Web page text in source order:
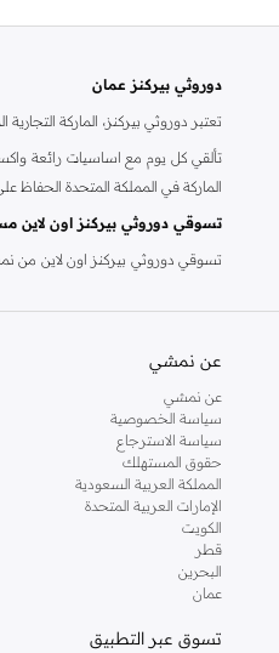
دوروثي بيركنز عمان
تعتبر دوروثي بيركنز، الماركة
تألقي كل يوم مع اساسيات رائعة
الماركة في المملكة المتحدة
تسوقي دوروثي بيركنز اون لاين
تسوقي دوروثي بيركنز اون لاين من
عن نمشي
عن نمشي
سياسة الخصوصية
سياسة الاسترجاع
حقوق المستهلك
المملكة العربية السعودية
الإمارات العربية المتحدة
الكويت
قطر
البحرين
عمان
تسوق عبر التطبيق